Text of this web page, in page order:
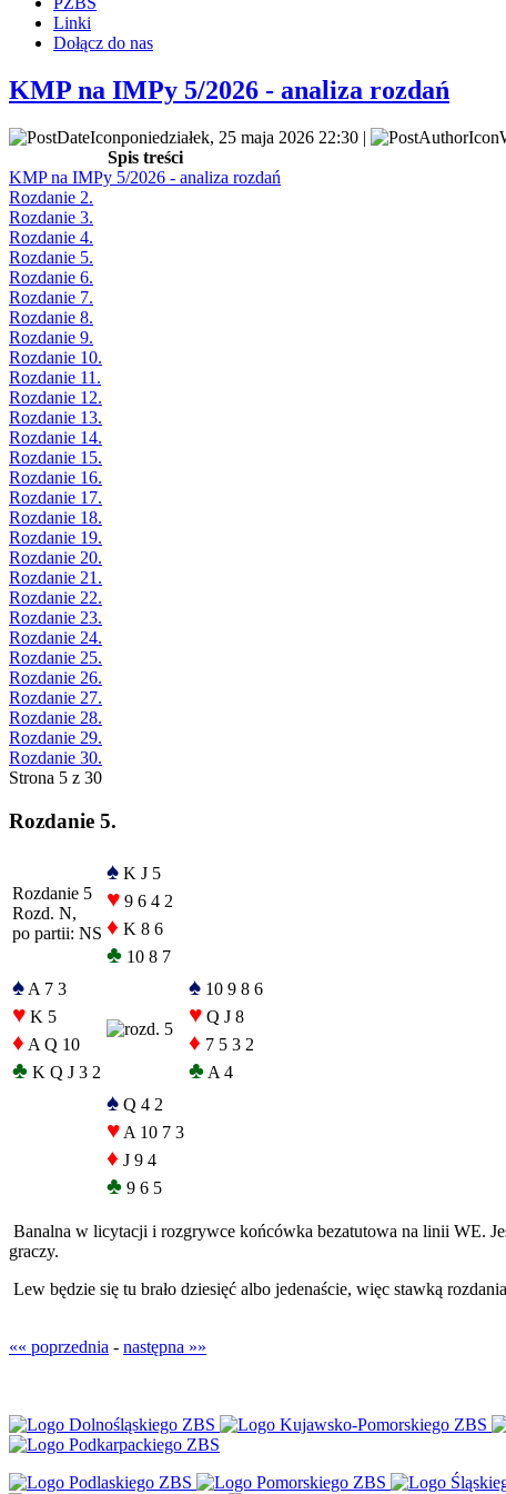
Linki
Dołącz do nas
KMP na IMPy 5/2026 - analiza rozdań
poniedziałek, 25 maja 2026 22:30 |
Spis treści
KMP na IMPy 5/2026 - analiza rozdań
Rozdanie 2.
Rozdanie 3.
Rozdanie 4.
Rozdanie 5.
Rozdanie 6.
Rozdanie 7.
Rozdanie 8.
Rozdanie 9.
Rozdanie 10.
Rozdanie 11.
Rozdanie 12.
Rozdanie 13.
Rozdanie 14.
Rozdanie 15.
Rozdanie 16.
Rozdanie 17.
Rozdanie 18.
Rozdanie 19.
Rozdanie 20.
Rozdanie 21.
Rozdanie 22.
Rozdanie 23.
Rozdanie 24.
Rozdanie 25.
Rozdanie 26.
Rozdanie 27.
Rozdanie 28.
Rozdanie 29.
Rozdanie 30.
Strona 5 z 30
Rozdanie 5.
Rozdanie 5
Rozd. N,
po partii: NS
♠ K J 5
♥ 9 6 4 2
♦ K 8 6
♣ 10 8 7
♠ A 7 3
♥ K 5
♦ A Q 10
♣ K Q J 3 2
♠ 10 9 8 6
♥ Q J 8
♦ 7 5 3 2
♣ A 4
♠ Q 4 2
♥ A 10 7 3
♦ J 9 4
♣ 9 6 5
Banalna w licytacji i rozgrywce końcówka bezatutowa na linii WE.
graczy.
Lew będzie się tu brało dziesięć albo jedenaście, więc stawką
«« poprzednia - następna »»